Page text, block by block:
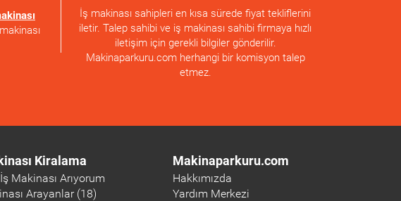
İş makinası sahipleri en kısa sürede fiyat tekliflerini
iletir. Talep sahibi ve iş makinası sahibi firmaya hızlı
iletişim için gerekli bilgiler gönderilir.
Makinaparkuru.com herhangi bir komisyon talep
etmez.
Kiralama
Makinası Arıyorum
Arayanlar (18)
Makinaparkuru.com
Hakkımızda
Yardım Merkezi